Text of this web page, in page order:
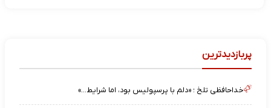
پربازدیدترین
خداحافظی تلخ ؛ «دلم با پرسپولیس بود، اما شرایط…»